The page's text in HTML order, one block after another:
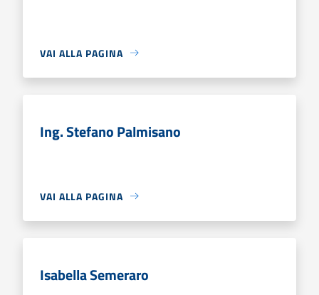
VAI ALLA PAGINA
Ing. Stefano Palmisano
VAI ALLA PAGINA
Isabella Semeraro